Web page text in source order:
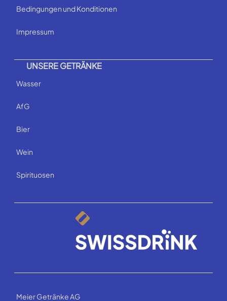
Bedingungen und Konditionen
Impressum
UNSERE GETRÄNKE
Wasser
AfG
Bier
Wein
Spirituosen
Meier Getränke AG